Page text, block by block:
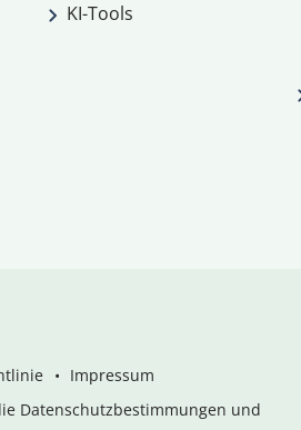
KI-Tools
Impressum
Datenschutzbestimmungen und